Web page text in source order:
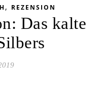
, REZENSION
Das kalte